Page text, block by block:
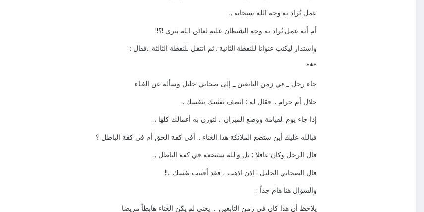
عمل يُراد به وجه الله سبحانه ..
أم أنه عمل يُراد به وجه الشيطان عليه لعائن الله تترى !؟!!
واستدار ليكتب عنوانا للنقطة الثانية ..ثم انتقل للنقطة الثالثة ..فقال :
***
جاء رجل _ في زمن التابعين _ إلى صحابي جليل وسأله عن الغناء
حلال أم حرام .. فقال له : انصف نفسك بنفسك ..
إذا جاء يوم القيامة ووضع الميزان .. لتوزن به أعمالك كلها ..
فبالله عليك أين ستضع الملائكة هذا الغناء .. أفي كفة الحق أم في كقة الباطل ؟
قال الرجل وكان عاقلا : بل والله ستضعه في كفة الباطل ..
قال الصحابي الجليل : إذن اذهب ، فقد أفتيت نفسك ..!!
والسؤال هنا هام جداً :
يلاحظ أن هذا كان في زمن التابعين ... يعني لم يكن الغناء هابطاً مريضا